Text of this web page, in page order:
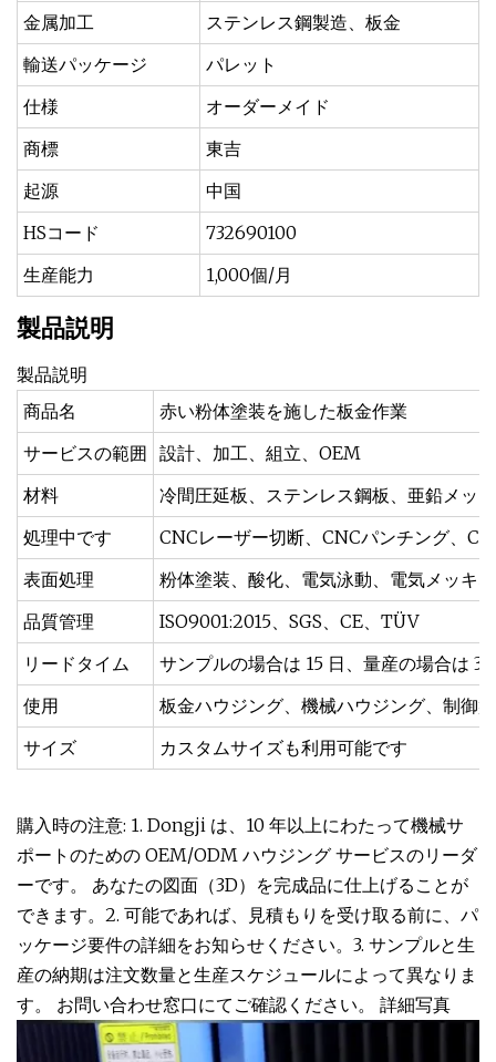
金属加工
ステンレス鋼製造、板金
輸送パッケージ
パレット
仕様
オーダーメイド
商標
東吉
起源
中国
HSコード
732690100
生産能力
1,000個/月
製品説明
製品説明
商品名
赤い粉体塗装を施した板金作業
サービスの範囲 設計、加工、組立、OEM
材料
冷間圧延板、ステンレス鋼板、亜鉛メッ
処理中です
CNCレーザー切断、CNCパンチング、
表面処理
粉体塗装、酸化、電気泳動、電気メッキ
品質管理
ISO9001:2015、SGS、CE、TÜV
リードタイム
サンプルの場合は 15 日、量産の場合は
使用
板金ハウジング、機械ハウジング、制御
サイズ
カスタムサイズも利用可能です
購入時の注意: 1. Dongji は、10 年以上にわたって機械サ
ポートのための OEM/ODM ハウジング サービスのリーダ
ーです。 あなたの図面（3D）を完成品に仕上げることが
できます。2. 可能であれば、見積もりを受け取る前に、パ
ッケージ要件の詳細をお知らせください。3. サンプルと生
産の納期は注文数量と生産スケジュールによって異なりま
す。 お問い合わせ窓口にてご確認ください。 詳細写真